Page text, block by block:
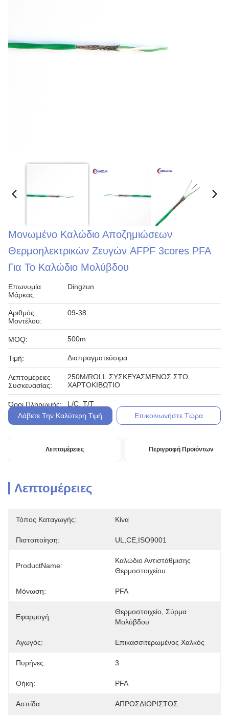
Μονωμένο Καλώδιο Αποζημιώσεων
Θερμοηλεκτρικών Ζευγών AFPF 3cores PFA
Για Το Καλώδιο Μολύβδου
Επωνυμία
Μάρκας:
Dingzun
Αριθμός
Μοντέλου:
09-38
MOQ: 500m
Τιμή: Διαπραγματεύσιμα
Λεπτομέρειες
Συσκευασίας:
250M/ROLL ΣΥΣΚΕΥΑΣΜΕΝΟΣ ΣΤΟ
ΧΑΡΤΟΚΙΒΩΤΙΟ
Όροι Πληρωμής:
L/C, T/T
Λάβετε Την Καλύτερη Τιμή
Επικοινωνήστε Τώρα
Λεπτομέρειες Περιγραφή Προϊόντων
Λεπτομέρειες
Τόπος Καταγωγής: Κίνα
Πιστοποίηση: UL,CE,ISO9001
ProductName:
Καλώδιο Αντιστάθμισης
Θερμοστοιχείου
Μόνωση: PFA
Εφαρμογή:
Θερμοστοιχείο, Σύρμα
Μολύβδου
Αγωγός: Επικασσιτερωμένος Χαλκός
Πυρήνες: 3
Θήκη: PFA
Ασπίδα: ΑΠΡΟΣΔΙΟΡΙΣΤΟΣ